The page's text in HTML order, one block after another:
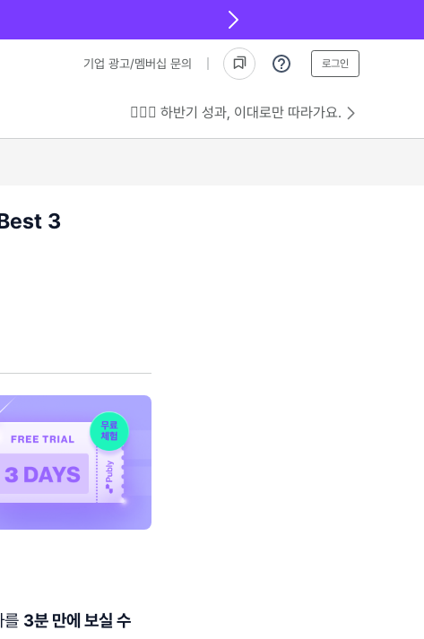
기업 광고/멤버십 문의 로그인
💁🏻‍♂️ 하반기 성과, 이대로만 따라가요.
3
를 3분 만에 보실 수